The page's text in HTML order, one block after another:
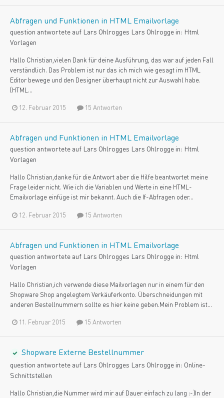
Abfragen und Funktionen in HTML Emailvorlage
question antwortete auf Lars Ohlrogges Lars Ohlrogge in: Html
Vorlagen
Hallo Christian,vielen Dank für deine Ausführung, das war auf jeden Fall
verständlich. Das Problem ist nur das ich mich wie gesagt im HTML
Editor bewege und den Designer überhaupt nicht zur Auswahl habe.
(HTML...
12. Februar 2015 15 Antworten
Abfragen und Funktionen in HTML Emailvorlage
question antwortete auf Lars Ohlrogges Lars Ohlrogge in: Html
Vorlagen
Hallo Christian,danke für die Antwort aber die Hilfe beantwortet meine
Frage leider nicht. Wie ich die Variablen und Werte in eine HTML-
Emailvorlage einfüge ist mir bekannt. Auch die If-Abfragen oder...
12. Februar 2015 15 Antworten
Abfragen und Funktionen in HTML Emailvorlage
question antwortete auf Lars Ohlrogges Lars Ohlrogge in: Html
Vorlagen
Hallo Christian,ich verwende diese Mailvorlagen nur in einem für den
Shopware Shop angelegtem Verkäuferkonto. Überschneidungen mit
anderen Bestellnummern sollte es hier keine geben.Mein Problem ist...
11. Februar 2015 15 Antworten
Shopware Externe Bestellnummer
question antwortete auf Lars Ohlrogges Lars Ohlrogge in: Online-
Schnittstellen
Hallo Christian,die Nummer wird mir auf Dauer einfach zu lang :-)In der